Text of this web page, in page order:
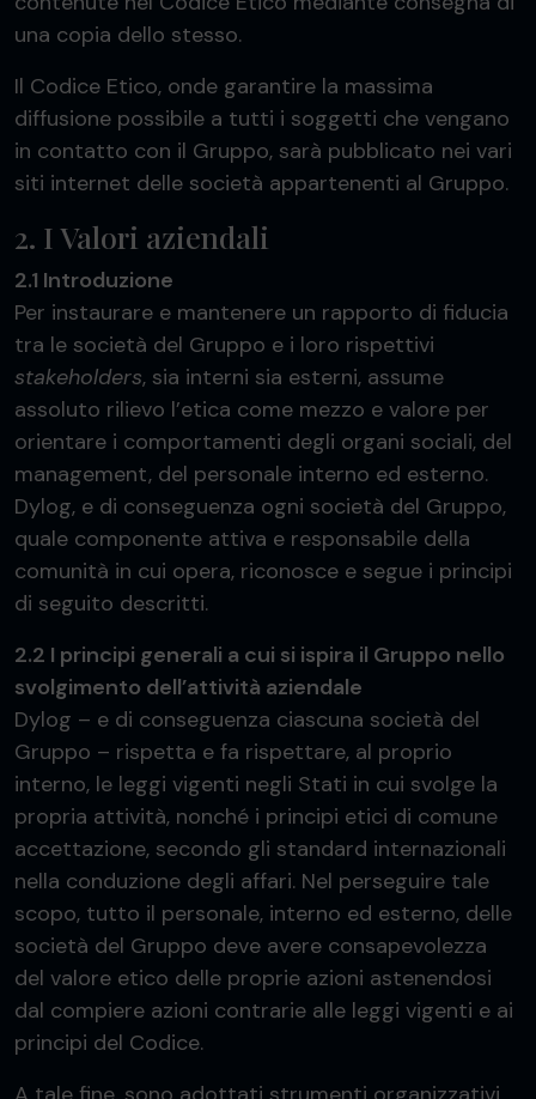
una copia dello stesso.
Il Codice Etico, onde garantire la massima
diffusione possibile a tutti i soggetti che vengano
in contatto con il Gruppo, sarà pubblicato nei vari
siti internet delle società appartenenti al Gruppo.
2. I Valori aziendali
2.1 Introduzione
Per instaurare e mantenere un rapporto di fiducia
tra le società del Gruppo e i loro rispettivi
stakeholders, sia interni sia esterni, assume
assoluto rilievo l’etica come mezzo e valore per
orientare i comportamenti degli organi sociali, del
management, del personale interno ed esterno.
Dylog, e di conseguenza ogni società del Gruppo,
quale componente attiva e responsabile della
comunità in cui opera, riconosce e segue i principi
di seguito descritti.
2.2 I principi generali a cui si ispira il Gruppo nello
svolgimento dell’attività aziendale
Dylog – e di conseguenza ciascuna società del
Gruppo – rispetta e fa rispettare, al proprio
interno, le leggi vigenti negli Stati in cui svolge la
propria attività, nonché i principi etici di comune
accettazione, secondo gli standard internazionali
nella conduzione degli affari. Nel perseguire tale
scopo, tutto il personale, interno ed esterno, delle
società del Gruppo deve avere consapevolezza
del valore etico delle proprie azioni astenendosi
dal compiere azioni contrarie alle leggi vigenti e ai
principi del Codice.